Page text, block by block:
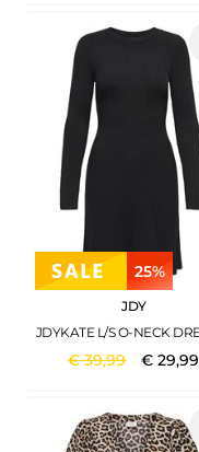
25%
JDY
€39,99 €29,99